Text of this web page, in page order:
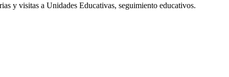
y visitas a Unidades Educativas, seguimiento educativos.